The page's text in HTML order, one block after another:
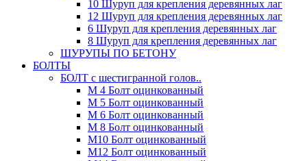
10 Шуруп для крепления деревянных лаг
12 Шуруп для крепления деревянных лаг
6 Шуруп для крепления деревянных лаг
8 Шуруп для крепления деревянных лаг
ШУРУПЫ ПО БЕТОНУ
БОЛТЫ
БОЛТ с шестигранной голов..
М 4 Болт оцинкованный
М 5 Болт оцинкованный
М 6 Болт оцинкованный
М 8 Болт оцинкованный
М10 Болт оцинкованный
М12 Болт оцинкованный